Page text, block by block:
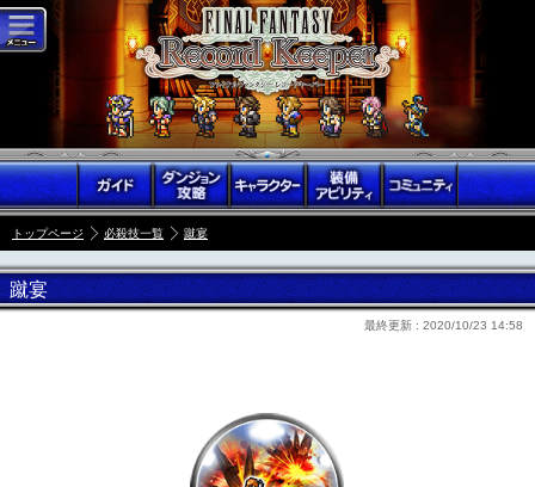
トップページ 必殺技一覧 蹴宴
蹴宴
最終更新 : 2020/10/23 14:58